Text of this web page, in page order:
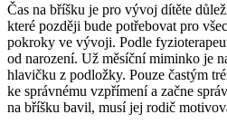
Čas na bříšku je pro vývoj dítěte
které později bude potřebovat pro
pokroky ve vývoji. Podle
od narození. Už měsíční miminko je
hlavičku z podložky. Pouze častým
ke správnému vzpřímení a začne
na bříšku bavil, musí jej rodič